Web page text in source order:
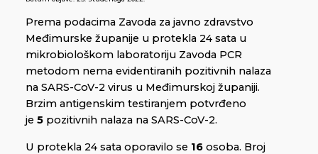
Prema podacima Zavoda za javno zdravstvo
Međimurske županije u protekla 24 sata u
mikrobiološkom laboratoriju Zavoda PCR
metodom nema evidentiranih pozitivnih nalaza
na SARS-CoV-2 virus u Međimurskoj županiji.
Brzim antigenskim testiranjem potvrđeno
je 5 pozitivnih nalaza na SARS-CoV-2.
U protekla 24 sata oporavilo se 16 osoba. Broj